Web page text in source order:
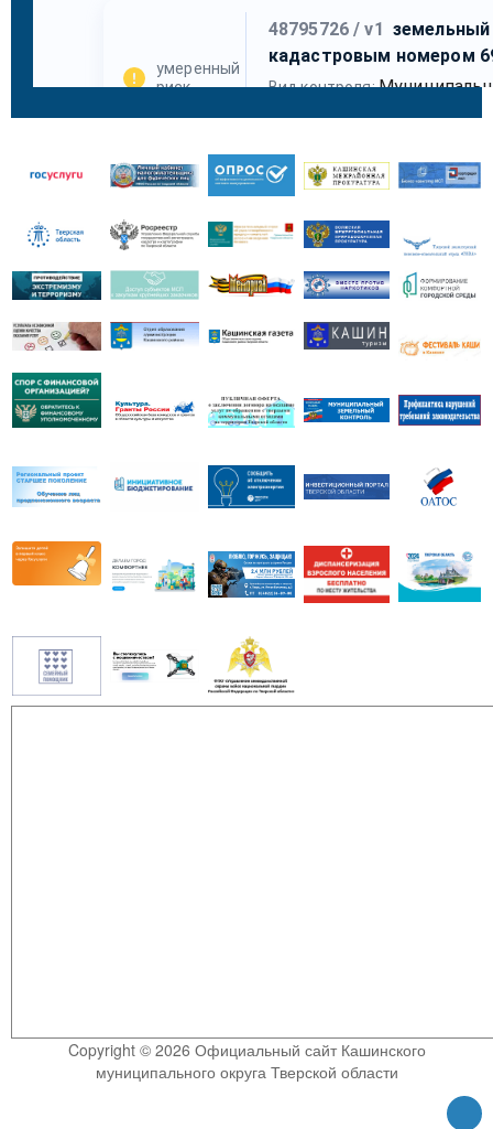
Copyright © 2026 Официальный сайт Кашинского
муниципального округа Тверской области